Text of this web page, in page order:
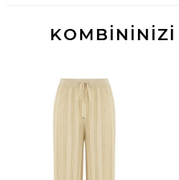
KOMBİNİNİZİ